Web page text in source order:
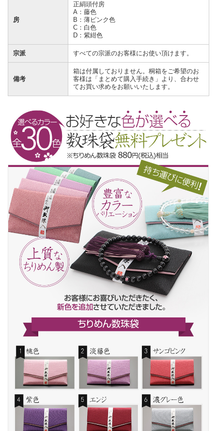
房
正絹頭付房
A：藤色
B：薄ピンク色
C：白色
D：紫紺色
宗派 すべての宗派のお客様にお使い頂けます。
備考
箱は付属しておりません。桐箱をご希望のお
客様は「まとめて購入手続き」より、合わせ
てお買い求めをお願いいたします。